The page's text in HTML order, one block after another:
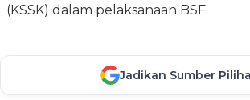
(KSSK) dalam pelaksanaan BSF.
Jadikan Sumber